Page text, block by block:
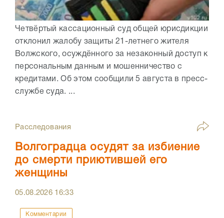
Четвёртый кассационный суд общей юрисдикции
отклонил жалобу защиты 21-летнего жителя
Волжского, осуждённого за незаконный доступ к
персональным данным и мошенничество с
кредитами. Об этом сообщили 5 августа в пресс-
службе суда. ...
Расследования
Волгоградца осудят за избиение
до смерти приютившей его
женщины
05.08.2026 16:33
Комментарии